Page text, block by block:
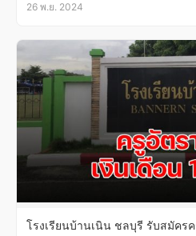
26 พ.ย. 2024
โรงเรียนบ้านเนิน ชลบุรี รับสมัคร